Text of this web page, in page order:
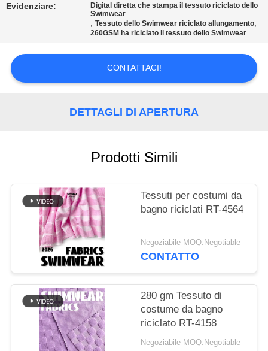
CONTATTICI
CASI
PRIVACY
POLICY
Evidenziare:
Digital diretta che stampa il tessuto riciclato dello
Swimwear
,Tessuto dello Swimwear riciclato allungamento,
260GSM ha riciclato il tessuto dello Swimwear
CONTATTACI!
DETTAGLI DI APERTURA
Prodotti Simili
Tessuti per costumi da
bagno riciclati RT-4564
Negoziabile MOQ:Negotiable
CONTATTO
280 gm Tessuto di
costume da bagno
riciclato RT-4158
Negoziabile MOQ:Negotiable